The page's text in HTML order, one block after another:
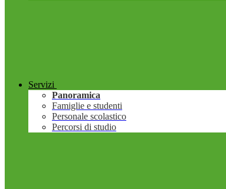
Servizi
Panoramica
Famiglie e studenti
Personale scolastico
Percorsi di studio